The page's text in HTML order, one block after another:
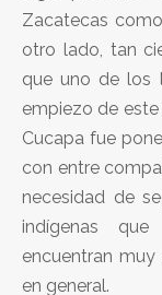
Zacatecas
otro lado, tan
que uno de los
empiezo de
Cucapa fue
con entre
necesidad de
indígenas
encuentran
en general.